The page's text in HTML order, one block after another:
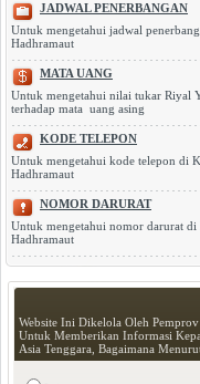
JADWAL PENERBANGAN
Untuk mengetahui jadwal
Hadhramaut
MATA UANG
Untuk mengetahui nilai tukar Riyal
terhadap mata uang asing
KODE TELEPON
Untuk mengetahui kode telepon di
Hadhramaut
NOMOR DARURAT
Untuk mengetahui nomor darurat di
Hadhramaut
Website Ini Dikelola Oleh
Untuk Memberikan Informasi
Asia Tenggara, Bagaimana